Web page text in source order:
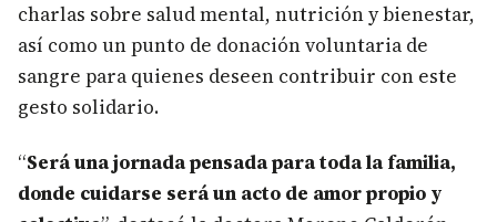
charlas sobre salud mental, nutrición y bienestar,
así como un punto de donación voluntaria de
sangre para quienes deseen contribuir con este
gesto solidario.
“Será una jornada pensada para toda la familia,
donde cuidarse será un acto de amor propio y